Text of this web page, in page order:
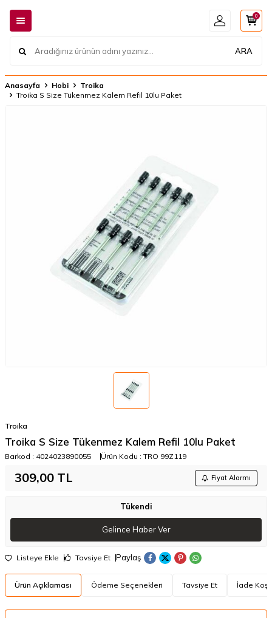
ARA
0
Anasayfa Hobi
Troika
Troika S Size Tükenmez Kalem Refil 10lu Paket
Troika
Troika S Size Tükenmez Kalem Refil 10lu Paket
Barkod : 4024023890055 Ürün Kodu : TRO 99Z119
309,00 TL Fiyat Alarmı
Tükendi
Gelince Haber Ver
Listeye Ekle Tavsiye Et Paylaş
Ürün Açıklaması Ödeme Seçenekleri Tavsiye Et İade